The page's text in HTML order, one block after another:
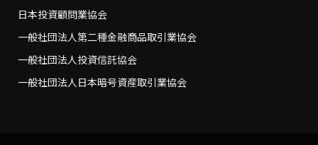
日本投資顧問業協会
一般社団法人第二種金融商品取引業協会
一般社団法人投資信託協会
一般社団法人日本暗号資産取引業協会